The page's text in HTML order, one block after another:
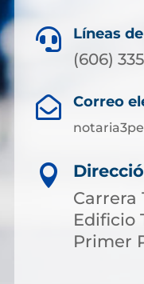
 Líneas
(606)
 Correo

Carrera
Edificio
Primer